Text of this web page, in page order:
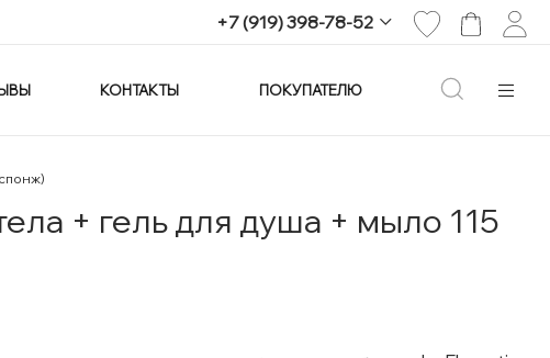
+7 (919) 398-78-52
+7 (919) 398-78-52
КОНТАКТЫ ПОКУПАТЕЛЮ
+ гель для душа + мыло 115